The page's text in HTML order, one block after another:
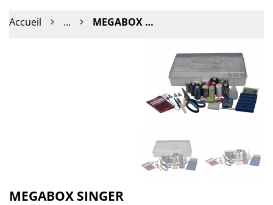
Accueil ... MEGABOX SINGER
MEGABOX SINGER